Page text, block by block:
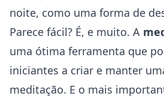
noite, como uma forma de
Parece fácil? É, e muito. A
uma ótima ferramenta que
iniciantes a criar e manter
meditação. E o mais